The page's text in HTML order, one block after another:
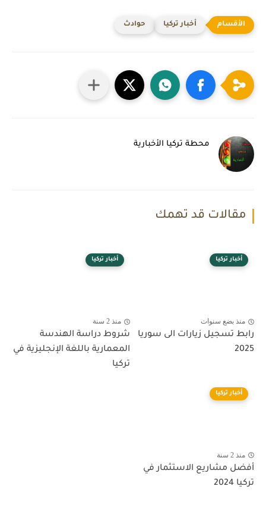
أخبار تركيا حوادث
محطة تركيا الأخبارية
مقالات قد تهمك
أخبار تركيا
منذ بضع سنوات
رابط تسجيل زيارات الى سوريا
2025
أخبار تركيا
منذ 2 سنة
شروط دراسة الهندسة
المعمارية باللغة الإنجليزية في
تركيا
أخبار تركيا
منذ 2 سنة
أفضل مشاريع الاستثمار في
تركيا 2024